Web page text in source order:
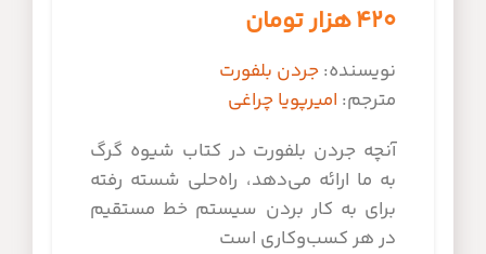
۴۲۰هزار تومان
نویسنده:جردن بلفورت
مترجم: امیرپویا چراغی
آنچه جردن بلفورت در کتاب شیوه گرگ
به ما ارائه می‌دهد، راه‌حلی شسته رفته
برای به کار بردن سیستم خط مستقیم
در هر کسب‌وکاری است